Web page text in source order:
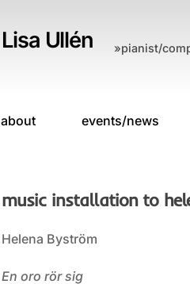
Lisa Ullén »pianist/
about events/news
music installation to
Helena Byström
En oro rör sig